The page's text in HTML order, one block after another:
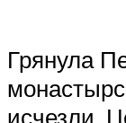
Грянула
исчезли.